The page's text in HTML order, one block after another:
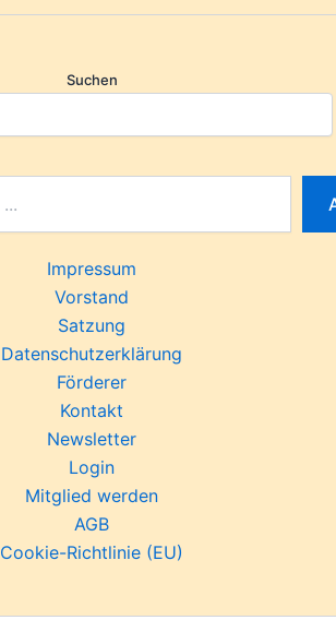
Suchen
Impressum
Vorstand
Satzung
Datenschutzerklärung
Förderer
Kontakt
Newsletter
Login
Mitglied werden
AGB
Cookie-Richtlinie (EU)